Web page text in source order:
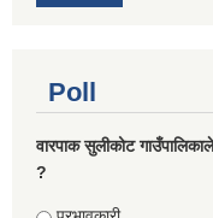
Poll
वारपाक सुलीकोट
?